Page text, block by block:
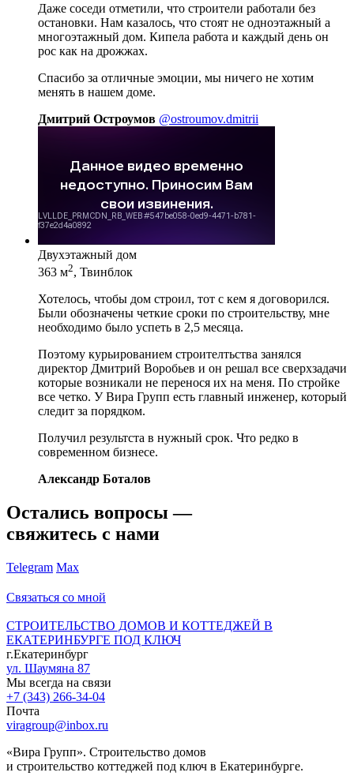
Даже соседи отметили, что строители работали без
остановки. Нам казалось, что стоят не одноэтажный а
многоэтажный дом. Кипела работа и каждый день он
рос как на дрожжах.
Спасибо за отличные эмоции, мы ничего не хотим
менять в нашем доме.
Дмитрий Остроумов @ostroumov.dmitrii
Двухэтажный дом
363 м2, Твинблок
Хотелось, чтобы дом строил, тот с кем я договорился.
Были обозначены четкие сроки по строительству, мне
необходимо было успеть в 2,5 месяца.
Поэтому курьированием строителтьства занялся
директор Дмитрий Воробьев и он решал все сверхзадачи
которые возникали не перенося их на меня. По стройке
все четко. У Вира Групп есть главный инженер, который
следит за порядком.
Получил результста в нужный срок. Что редко в
современном бизнесе.
Александр Боталов
Остались вопросы —
свяжитесь с нами
Telegram Max
Связаться со мной
СТРОИТЕЛЬСТВО ДОМОВ И КОТТЕДЖЕЙ В
ЕКАТЕРИНБУРГЕ ПОД КЛЮЧ
г.Екатеринбург
ул. Шаумяна 87
Мы всегда на связи
+7 (343) 266-34-04
Почта
viragroup@inbox.ru
«Вира Групп». Строительство домов
и строительство коттеджей под ключ в Екатеринбурге.